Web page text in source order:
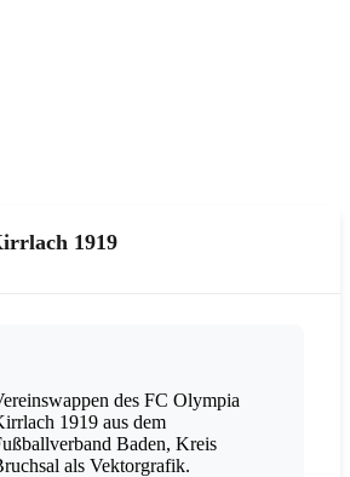
1919
des FC Olympia
1919 aus dem
Baden, Kreis
als Vektorgrafik.